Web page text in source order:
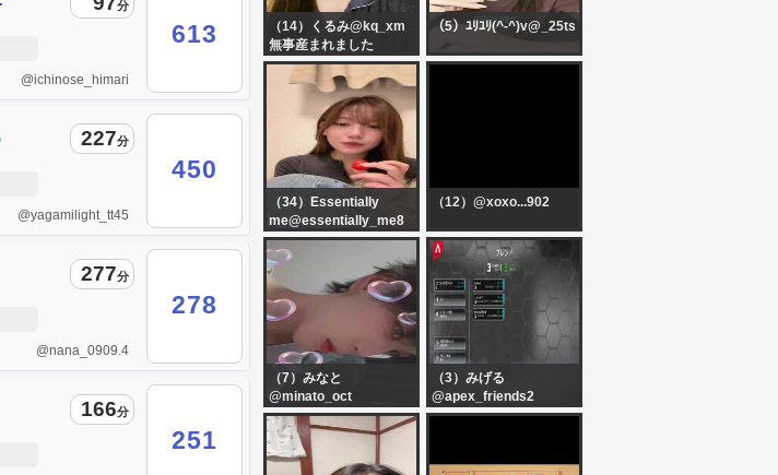
分
613
@ichinose_himari
227分
450
@yagamilight_tt45
277分
278
@nana_0909.4
166分
251
（14）くるみ@kq_xm
無事産まれました
（5）ﾕﾘﾕﾘ(^-^)v@_25ts
（34）Essentially
me@essentially_me8
とまと食べながら
（12）@xoxo...902
（7）みなと
@minato_oct
8月13日めんちかでびゅ
ー
（3）みげる
@apex_friends2
深夜の雑談Apex